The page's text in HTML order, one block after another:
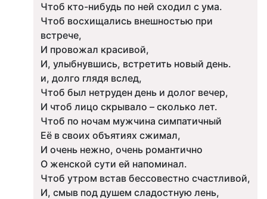
Чтоб кто-нибудь по ней сходил с ума.
Чтоб восхищались внешностью при
встрече,
И провожал красивой,
И, улыбнувшись, встретить новый день.
и, долго глядя вслед,
Чтоб был нетруден день и долог вечер,
И чтоб лицо скрывало – сколько лет.
Чтоб по ночам мужчина симпатичный
Её в своих объятиях сжимал,
И очень нежно, очень романтично
О женской сути ей напоминал.
Чтоб утром встав бессовестно счастливой,
И, смыв под душем сладостную лень,